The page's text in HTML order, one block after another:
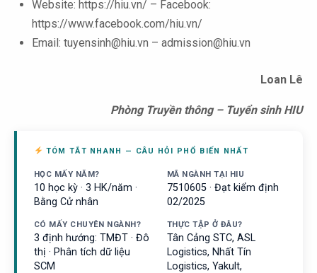
Website: https://hiu.vn/ – Facebook:
https://www.facebook.com/hiu.vn/
Email: tuyensinh@hiu.vn – admission@hiu.vn
Loan Lê
Phòng Truyền thông – Tuyển sinh HIU
TÓM TẮT NHANH — CÂU HỎI PHỔ BIẾN NHẤT
HỌC MẤY NĂM?
10 học kỳ · 3 HK/năm ·
Bằng Cử nhân
MÃ NGÀNH TẠI HIU
7510605 · Đạt kiểm định
02/2025
CÓ MẤY CHUYÊN NGÀNH?
3 định hướng: TMĐT · Đô
thị · Phân tích dữ liệu
SCM
THỰC TẬP Ở ĐÂU?
Tân Cảng STC, ASL
Logistics, Nhất Tín
Logistics, Yakult,